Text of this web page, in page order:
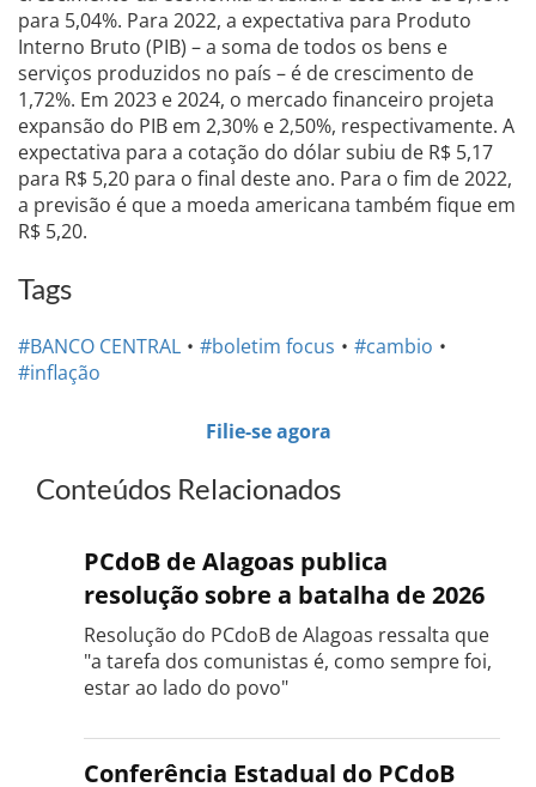
para 5,04%. Para 2022, a expectativa para Produto
Interno Bruto (PIB) – a soma de todos os bens e
serviços produzidos no país – é de crescimento de
1,72%. Em 2023 e 2024, o mercado financeiro projeta
expansão do PIB em 2,30% e 2,50%, respectivamente. A
expectativa para a cotação do dólar subiu de R$ 5,17
para R$ 5,20 para o final deste ano. Para o fim de 2022,
a previsão é que a moeda americana também fique em
R$ 5,20.
Tags
#BANCO CENTRAL #boletim focus
#cambio
#inflação
Filie-se agora
Conteúdos Relacionados
PCdoB de Alagoas publica
resolução sobre a batalha de 2026
Resolução do PCdoB de Alagoas ressalta que
"a tarefa dos comunistas é, como sempre foi,
estar ao lado do povo"
Conferência Estadual do PCdoB